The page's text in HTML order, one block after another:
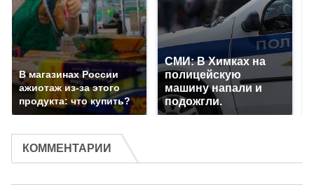
В магазинах России
ажиотаж из-за этого
продукта: что купить?
СМИ: В Химках на
полицейскую
машину напали и
подожгли.
КОММЕНТАРИИ